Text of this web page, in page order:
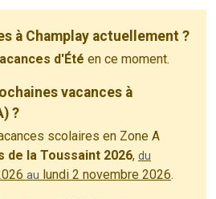
à Champlay actuellement ?
d'Été en ce moment.
vacances à
?
scolaires en Zone A
de la Toussaint 2026, du
au lundi 2 novembre 2026.